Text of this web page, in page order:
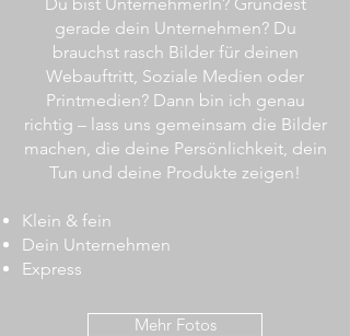
gerade dein Unternehmen? Du
brauchst rasch Bilder für deinen
Webauftritt, Soziale Medien oder
Printmedien? Dann bin ich genau
richtig – lass uns gemeinsam die Bilder
machen, die deine Persönlichkeit, dein
Tun und deine Produkte zeigen!
Klein & fein
Dein Unternehmen
Express
Mehr Fotos